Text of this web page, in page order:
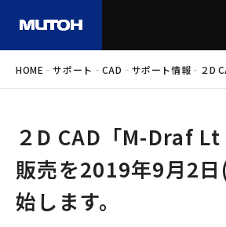
HOME -サポート - CAD - サポート情報 - ２D
２D CAD「M-Draf
販売を2019年9月2
始します。